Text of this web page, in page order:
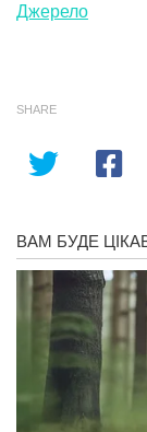
Джерело
SHARE